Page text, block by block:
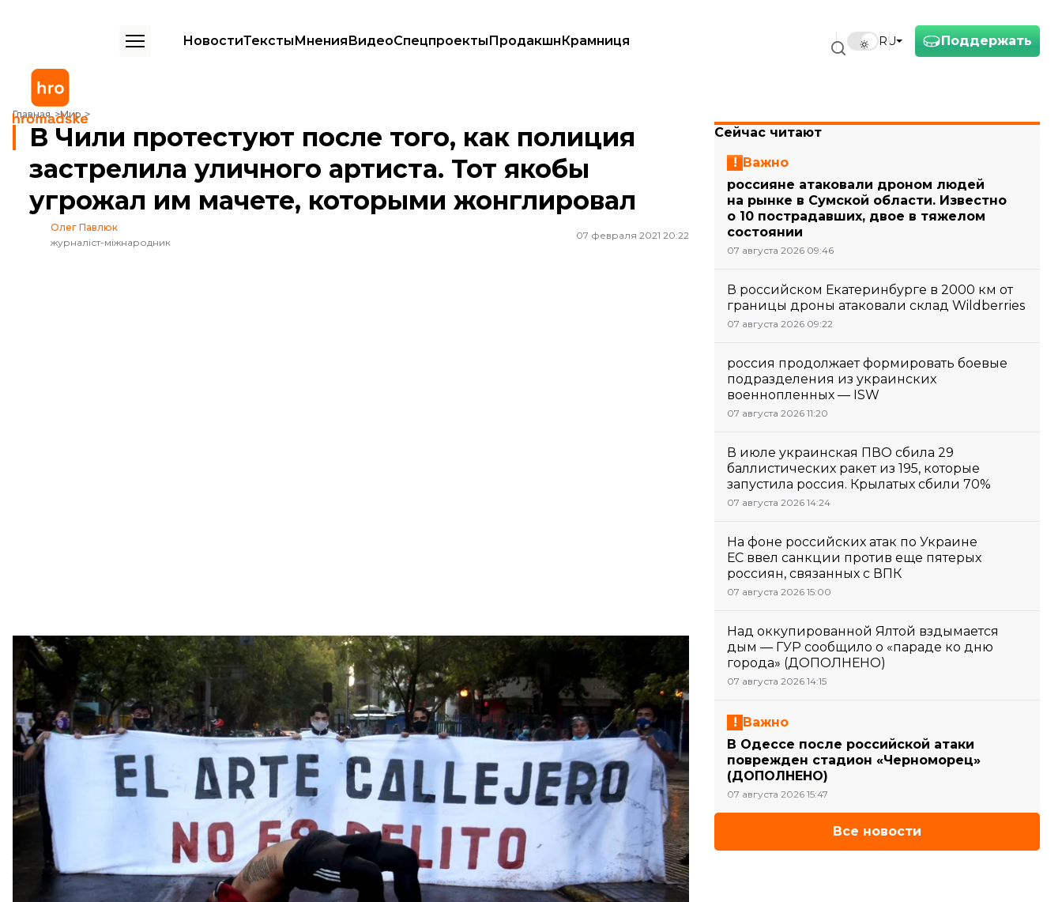
Поддержать
RU
НовостиТекстыМненияВидеоСпецпроектыПродакшнКрамниця
Главная Мир
В Чили протестуют после того, как полиция застрелила уличного артиста. Тот якобы угрожал им мачете, которыми жонглировал
В Чили протестуют после того, как полиция
застрелила уличного артиста. Тот якобы
угрожал им мачете, которыми жонглировал
Олег Павлюк
журналіст-міжнародник
07 февраля 2021 20:22
Протест против полицейского насилия, вызванный смертью уличного художника Франциско Мартинеса. Сантьяго, Чили, 6 февраля
2021 года
Ailen Diaz / AP
В чилийском городе Пангипульи и столицы Сантьяго в субботу, 6 февраля, продолжились протесты
против полицейского насилия. Поводом для них стало убийство правоохранителями известного в
Пангипульи уличного артиста.
Об этом
сообщаетChile Today.
В пятницу, 5 февраля, в чилийском секторе соцсетей начало распространятьсявидео, где двое
милиционеров окружили мужчину. Затем ему стреляют под ноги, тот берет мачете, бежит в
направлении полицейских и через несколько выстрелов падает на землю.
Застреленным человеком оказался 27-летний Франциско Мартинес — известный в Пангипульи
уличный артист, жонглировавший мачете. Полиция заявила, что Мартинес отказался выполнять их
указания, когда те проверяли его личность.
Сейчас читают
Важно
россияне атаковали дроном людей
на рынке в Сумской области. Известно
о 10 пострадавших, двое в тяжелом
состоянии
07 августа 2026 09:46
В российском Екатеринбурге в 2000 км от
границы дроны атаковали склад Wildberries
07 августа 2026 09:22
россия продолжает формировать боевые
подразделения из украинских
военнопленных — ISW
07 августа 2026 11:20
В июле украинская ПВО сбила 29
баллистических ракет из 195, которые
запустила россия. Крылатых сбили 70%
07 августа 2026 14:24
На фоне российских атак по Украине
ЕС ввел санкции против еще пятерых
россиян, связанных с ВПК
07 августа 2026 15:00
Над оккупированной Ялтой вздымается
дым — ГУР сообщило о «параде ко дню
города» (ДОПОЛНЕНО)
07 августа 2026 14:15
Важно
В Одессе после российской атаки
поврежден стадион «Черноморец»
(ДОПОЛНЕНО)
07 августа 2026 15:47
Все новости